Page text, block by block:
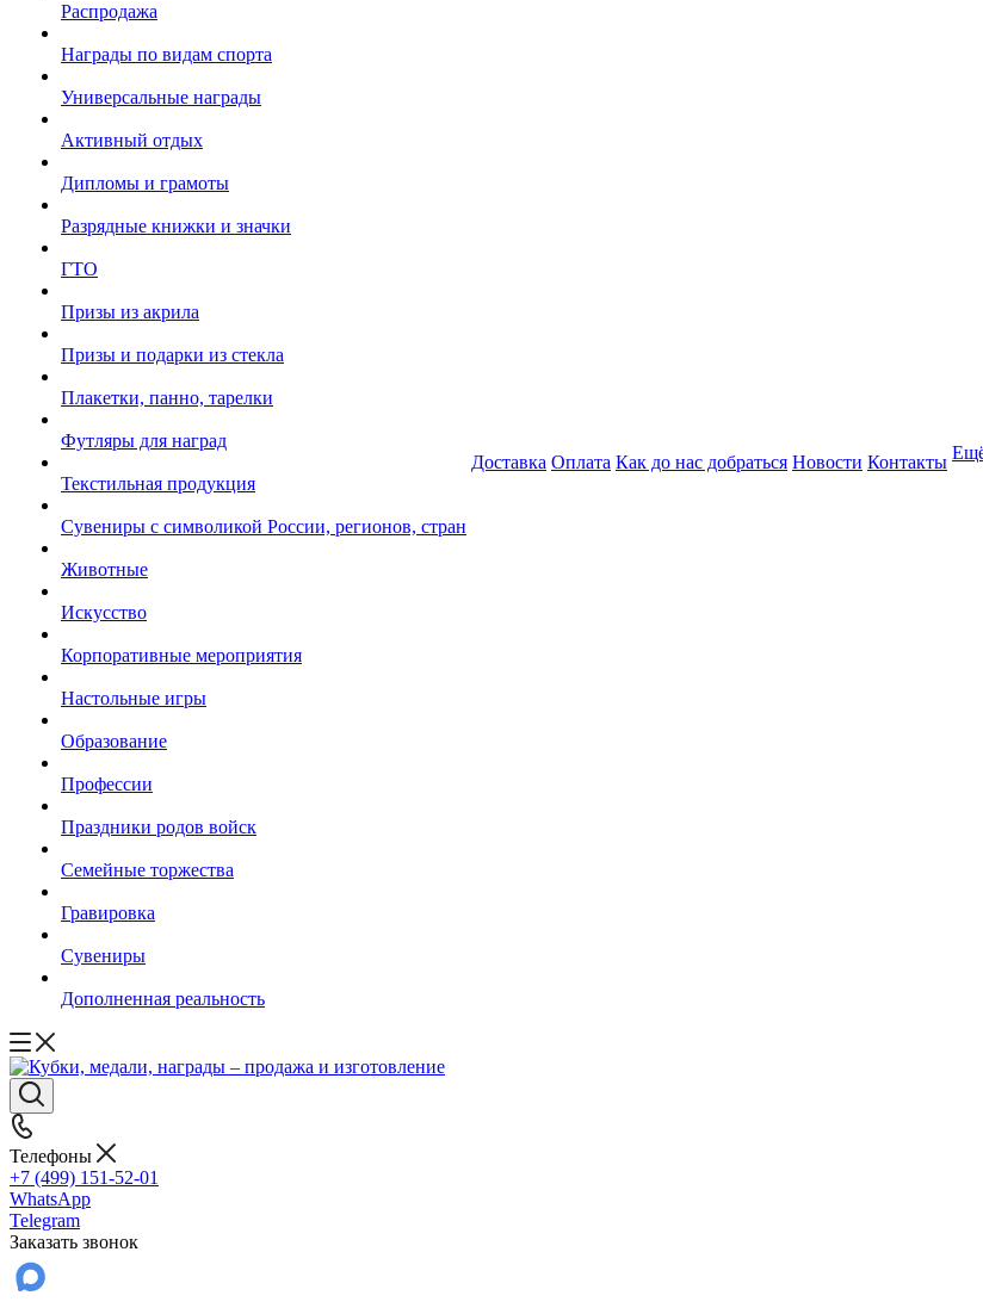
Распродажа
Награды по видам спорта
Универсальные награды
Активный отдых
Дипломы и грамоты
Разрядные книжки и значки
ГТО
Призы из акрила
Призы и подарки из стекла
Плакетки, панно, тарелки
Футляры для наград
Текстильная продукция
Сувениры с символикой России, регионов, стран
Животные
Искусство
Корпоративные мероприятия
Настольные игры
Образование
Профессии
Праздники родов войск
Семейные торжества
Гравировка
Сувениры
Дополненная реальность
Доставка Оплата Как до нас добраться Новости Контакты
Телефоны
+7 (499) 151-52-01
WhatsApp
Telegram
Заказать звонок